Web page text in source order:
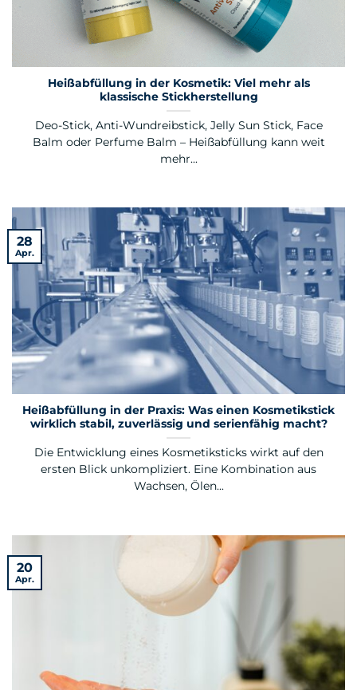
Heißabfüllung in der Kosmetik: Viel mehr als
klassische Stickherstellung
Deo-Stick, Anti-Wundreibstick, Jelly Sun Stick, Face
Balm oder Perfume Balm – Heißabfüllung kann weit
mehr...
Heißabfüllung in der Praxis: Was einen Kosmetikstick
wirklich stabil, zuverlässig und serienfähig macht?
Die Entwicklung eines Kosmetiksticks wirkt auf den
ersten Blick unkompliziert. Eine Kombination aus
Wachsen, Ölen...
28
Apr.
20
Apr.